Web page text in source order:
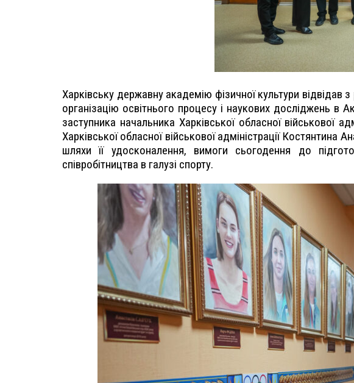
Харківську державну академію фізичної культури відвідав
організацію освітнього процесу і наукових досліджень в
заступника начальника Харківської обласної військової
Харківської обласної військової адміністрації
шляхи її удосконалення, вимоги сьогодення до
співробітництва в галузі спорту.